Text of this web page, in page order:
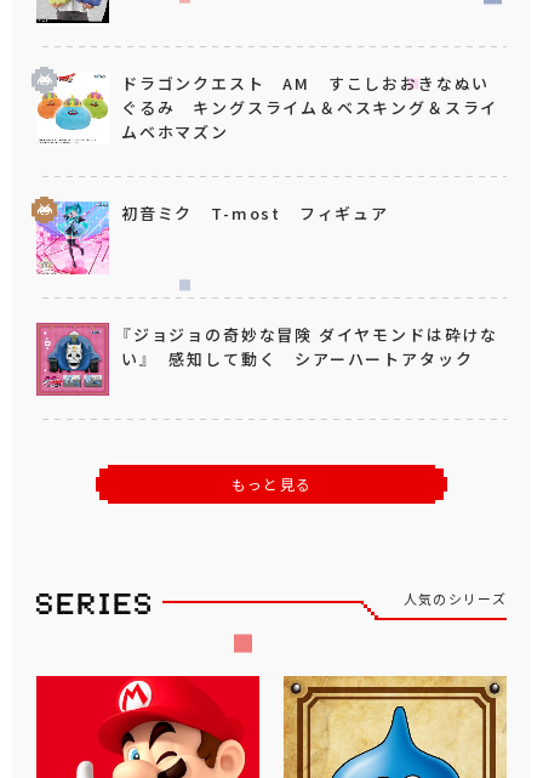
ドラゴンクエスト AM すこしおおきなぬい
ぐるみ キングスライム＆ベスキング＆スライ
ムベホマズン
初音ミク T-most フィギュア
『ジョジョの奇妙な冒険 ダイヤモンドは砕けな
い』 感知して動く シアーハートアタック
もっと見る
人気のシリーズ